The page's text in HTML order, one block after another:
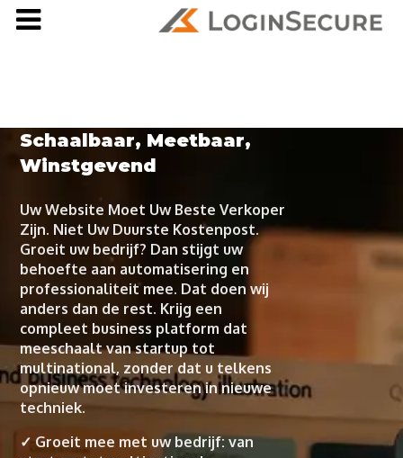
Schaalbaar, Meetbaar,
Winstgevend
Uw Website Moet Uw Beste Verkoper
Zijn. Niet Uw Duurste Kostenpost.
Groeit uw bedrijf? Dan stijgt uw
behoefte aan automatisering en
professionaliteit mee. Dat doen wij
anders dan de rest. Krijg een
compleet business platform dat
meeschaalt van startup tot
multinational, zonder dat u telkens
opnieuw moet investeren in nieuwe
techniek.
✓ Groeit mee met uw bedrijf: van